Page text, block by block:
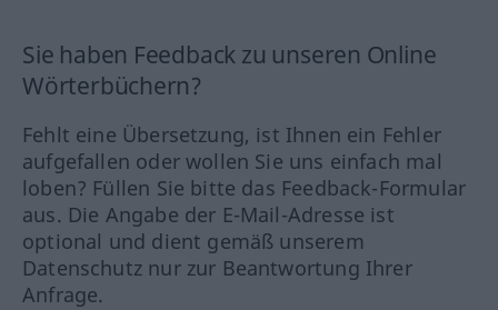
Sie haben Feedback zu unseren Online
Wörterbüchern?
Fehlt eine Übersetzung, ist Ihnen ein Fehler
aufgefallen oder wollen Sie uns einfach mal
loben? Füllen Sie bitte das Feedback-Formular
aus. Die Angabe der E-Mail-Adresse ist
optional und dient gemäß unserem
Datenschutz nur zur Beantwortung Ihrer
Anfrage.